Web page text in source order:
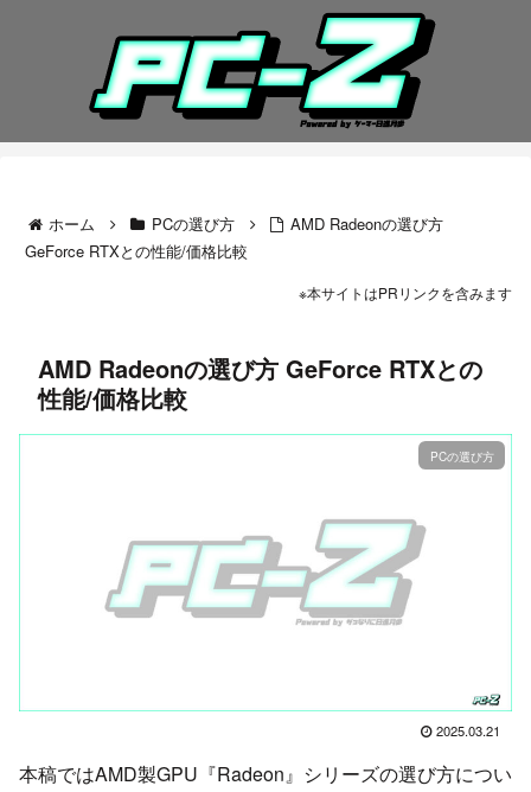
ホーム PCの選び方
AMD Radeonの選び方
GeForce RTXとの性能/価格比較
※本サイトはPRリンクを含みます
AMD Radeonの選び方 GeForce RTXとの
性能/価格比較
PCの選び方
2025.03.21
本稿ではAMD製GPU『Radeon』シリーズの選び方につい